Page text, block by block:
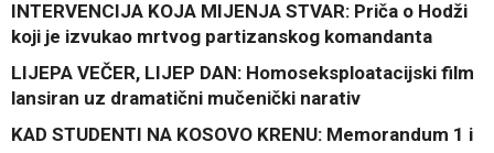
INTERVENCIJA KOJA MIJENJA STVAR: Priča o Hodži
koji je izvukao mrtvog partizanskog komandanta
LIJEPA VEČER, LIJEP DAN: Homoseksploatacijski film
lansiran uz dramatični mučenički narativ
KAD STUDENTI NA KOSOVO KRENU: Memorandum 1 i